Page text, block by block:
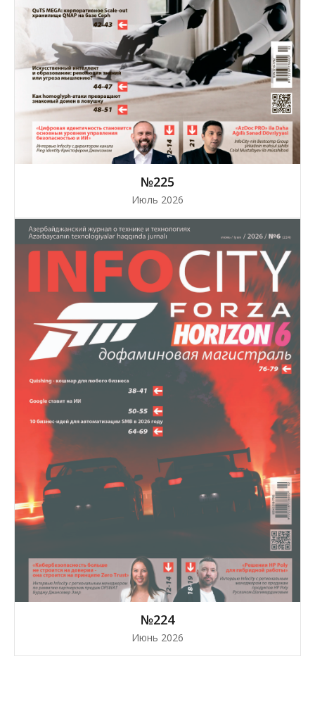
№225
Июль 2026
№224
Июнь 2026